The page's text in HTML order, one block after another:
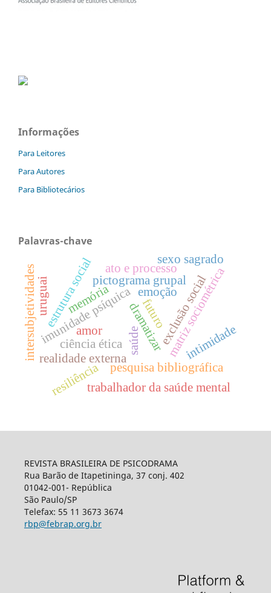
Informações
Para Leitores
Para Autores
Para Bibliotecários
Palavras-chave
exclusão social
imunidade psíquica
pictograma grupal
dramatizarmatriz sociométrica
realidade externa
estrutura social
pesquisa bibliográfica
amor intimidade
resiliência
saúde
intersubjetividades
trabalhador da saúde mental
ato e processo
ciência ética
uruguai memória emoção
sexo sagrado
futuro
REVISTA BRASILEIRA DE PSICODRAMA
Rua Barão de Itapetininga, 37 conj. 402
01042-001- República
São Paulo/SP
Telefax: 55 11 3673 3674
rbp@febrap.org.br